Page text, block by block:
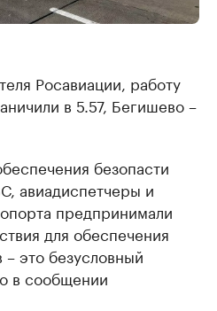
Росавиации, работу
в 5.57, Бегишево –
безопасти
авиадиспетчеры и
предпринимали
для обеспечения
– это безусловный
в сообщении